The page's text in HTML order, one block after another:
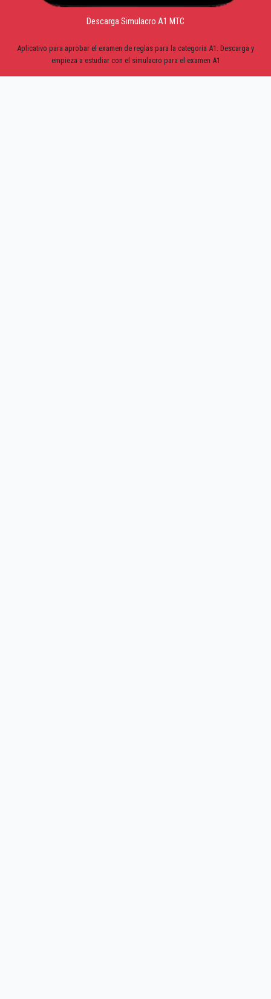
Descarga Simulacro A1 MTC
Aplicativo para aprobar el examen de reglas para la categoria A1. Descarga y
empieza a estudiar con el simulacro para el examen A1